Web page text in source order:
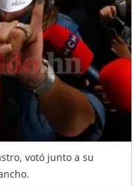
votó junto a su